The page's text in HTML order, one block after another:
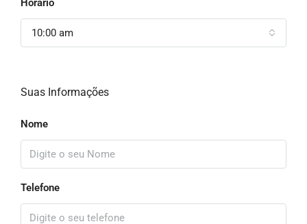
Horário
10:00 am
Suas Informações
Nome
Telefone